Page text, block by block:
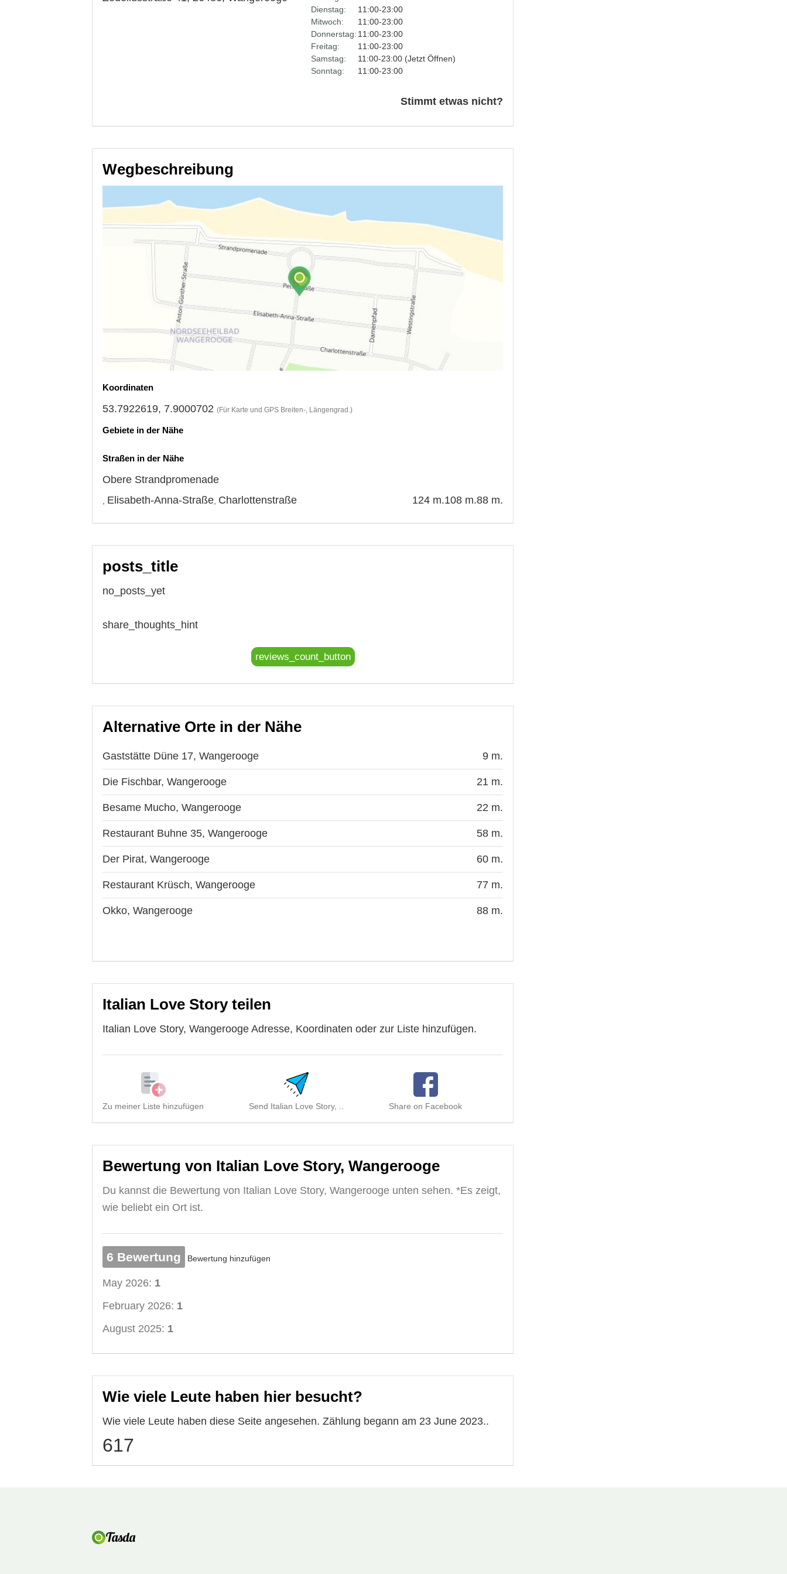
Dienstag:
11:00-23:00
Mitwoch:
11:00-23:00
Donnerstag: 11:00-23:00
Freitag:
11:00-23:00
Samstag:
11:00-23:00 (Jetzt Öffnen)
Sonntag:
11:00-23:00
Stimmt etwas nicht?
Wegbeschreibung
Koordinaten
53.7922619, 7.9000702 (Für Karte und GPS Breiten-, Längengrad.)
Gebiete in der Nähe
Straßen in der Nähe
Obere Strandpromenade
88 m.
Elisabeth-Anna-Straße 108 m.
Charlottenstraße 124 m.
posts_title
no_posts_yet
share_thoughts_hint
reviews_count_button
Alternative Orte in der Nähe
Gaststätte Düne 17, Wangerooge 9 m.
Die Fischbar, Wangerooge 21 m.
Besame Mucho, Wangerooge 22 m.
Restaurant Buhne 35, Wangerooge 58 m.
Der Pirat, Wangerooge 60 m.
Restaurant Krüsch, Wangerooge 77 m.
Okko, Wangerooge 88 m.
Italian Love Story teilen
Italian Love Story, Wangerooge Adresse, Koordinaten oder zur Liste hinzufügen.
Zu meiner Liste hinzufügen Send Italian Love Story, .. Share on Facebook
Bewertung von Italian Love Story, Wangerooge
Du kannst die Bewertung von Italian Love Story, Wangerooge unten sehen. *Es zeigt,
wie beliebt ein Ort ist.
6 Bewertung Bewertung hinzufügen
May 2026: 1
February 2026: 1
August 2025: 1
Wie viele Leute haben hier besucht?
Wie viele Leute haben diese Seite angesehen. Zählung begann am 23 June 2023..
617